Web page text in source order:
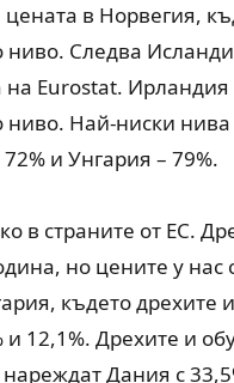
в Норвегия,
ниво. Следва
на Eurostat. Ирландия
ниво. Най-ниски
и Унгария – 79%.
в страните от ЕС.
но цените у нас
където дрехите и
12,1%. Дрехите и
Дания с